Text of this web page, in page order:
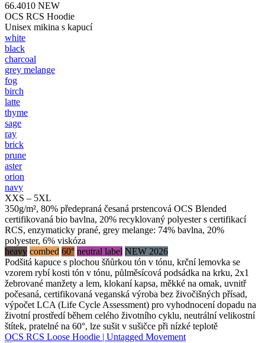
66.4010 NEW
OCS RCS Hoodie
Unisex mikina s kapucí
white
black
charcoal
grey melange
fog
birch
latte
thyme
sage
ray
brick
prune
aster
orion
navy
XXS – 5XL
350g/m², 80% předepraná česaná prstencová OCS Blended
certifikovaná bio bavlna, 20% recyklovaný polyester s certifikací
RCS, enzymaticky prané, grey melange: 74% bavlna, 20%
polyester, 6% viskóza
heavy combed 60° neutral label NEW 2026
Podšitá kapuce s plochou šňůrkou tón v tónu, krční lemovka se
vzorem rybí kosti tón v tónu, půlměsícová podsádka na krku, 2x1
žebrované manžety a lem, klokaní kapsa, měkké na omak, uvnitř
počesaná, certifikovaná veganská výroba bez živočišných přísad,
výpočet LCA (Life Cycle Assessment) pro vyhodnocení dopadu na
životní prostředí během celého životního cyklu, neutrální velikostní
štítek, pratelné na 60°, lze sušit v sušičce při nízké teplotě
OCS RCS Loose Hoodie | Untagged Movement